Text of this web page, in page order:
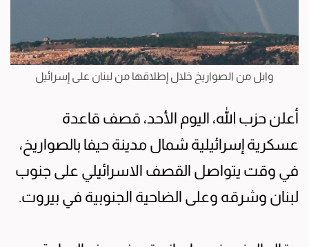
وابل من الصواريخ خلال إطلاقها من لبنان على إسرائيل
أعلن حزب الله، اليوم الأحد، قصف قاعدة
عسكرية إسرائيلية شمال مدينة حيفا بالصواريخ،
في وقت يتواصل القصف الاسرائيلي على جنوب
لبنان وشرقه وعلى الضاحية الجنوبية في بيروت.